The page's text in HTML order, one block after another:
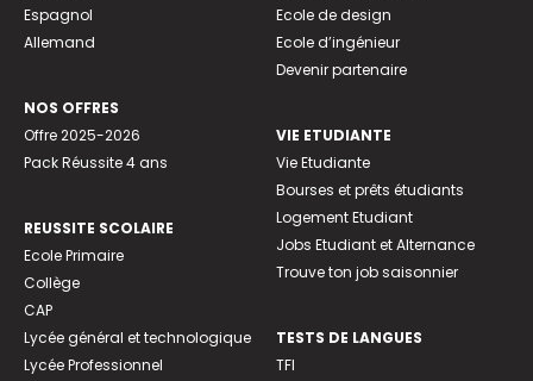
Espagnol
Allemand
NOS OFFRES
Offre 2025-2026
Pack Réussite 4 ans
REUSSITE SCOLAIRE
Ecole Primaire
Collège
CAP
Lycée général et technologique
Lycée Professionnel
Ecole de design
Ecole d’ingénieur
Devenir partenaire
VIE ETUDIANTE
Vie Etudiante
Bourses et prêts étudiants
Logement Etudiant
Jobs Etudiant et Alternance
Trouve ton job saisonnier
TESTS DE LANGUES
TFI